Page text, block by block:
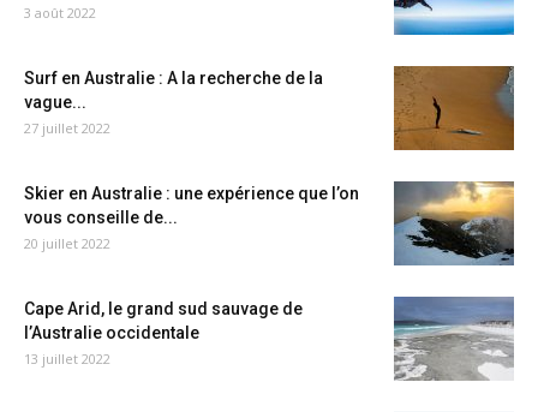
3 août 2022
Surf en Australie : A la recherche de la
vague...
27 juillet 2022
Skier en Australie : une expérience que l’on
vous conseille de...
20 juillet 2022
Cape Arid, le grand sud sauvage de
l’Australie occidentale
13 juillet 2022